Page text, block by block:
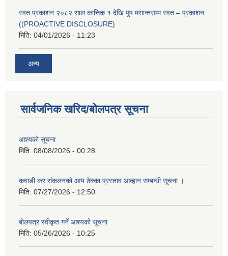
स्वत प्रकाशन २०८२ साल कात्तिक १ देखि पुष मसान्तसम्म स्वत – प्रकाशन
((PROACTIVE DISCLOSURE)
मिति: 04/01/2026 - 11:23
अन्य
सार्वजनिक खरिद/बोलपत्र सूचना
आश्यको सूचना
मिति: 08/08/2026 - 00:28
कवाडी कर संकलनको आय ठेक्का प्रस्ताव आव्हान सम्बन्धी सूचना ।
मिति: 07/27/2026 - 12:50
बोलपत्र स्वीकृत गर्ने आश्यको सूचना
मिति: 05/26/2026 - 10:25